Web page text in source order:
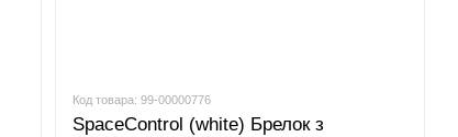
Код товара: 99-00000776
SpaceControl (white) Брелок з